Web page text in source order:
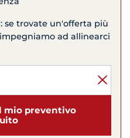
se trovate un'offerta più
ad allinearci
mio preventivo